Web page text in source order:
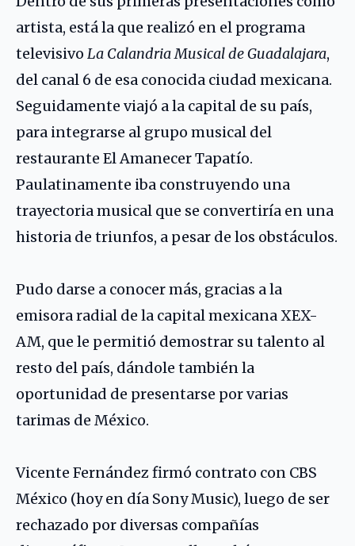
artista, está la que realizó en el programa
televisivo La Calandria Musical de Guadalajara,
del canal 6 de esa conocida ciudad mexicana.
Seguidamente viajó a la capital de su país,
para integrarse al grupo musical del
restaurante El Amanecer Tapatío.
Paulatinamente iba construyendo una
trayectoria musical que se convertiría en una
historia de triunfos, a pesar de los obstáculos.
Pudo darse a conocer más, gracias a la
emisora radial de la capital mexicana XEX-
AM, que le permitió demostrar su talento al
resto del país, dándole también la
oportunidad de presentarse por varias
tarimas de México.
Vicente Fernández firmó contrato con CBS
México (hoy en día Sony Music), luego de ser
rechazado por diversas compañías